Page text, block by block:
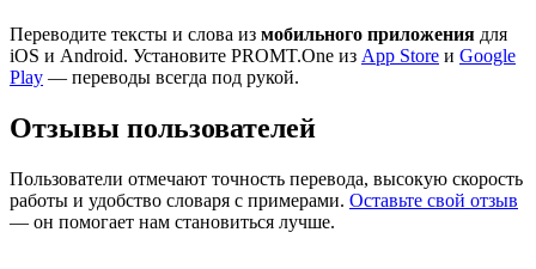
Переводите тексты и слова из мобильного приложения для
iOS и Android. Установите PROMT.One из App Store и Google
Play — переводы всегда под рукой.
Отзывы пользователей
Пользователи отмечают точность перевода, высокую скорость
работы и удобство словаря с примерами. Оставьте свой отзыв
— он помогает нам становиться лучше.